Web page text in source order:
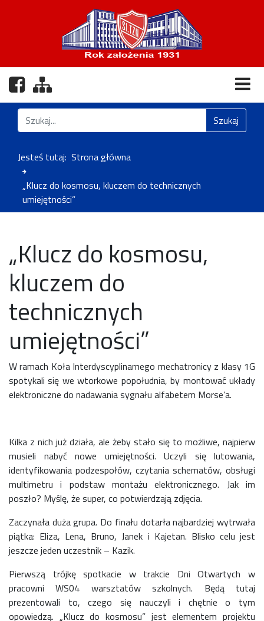
Nasz profil na Facebooku
Jesteś tutaj: Strona główna
„Klucz do kosmosu, kluczem do technicznych
umiejętności”
Znajdź na stronie Szukaj
„Klucz do kosmosu,
kluczem do
technicznych
umiejętności”
W ramach Koła Interdyscyplinarnego mechatronicy z klasy 1G
spotykali się we wtorkowe popołudnia, by montować układy
elektroniczne do nadawania sygnału alfabetem Morse’a.
Kilka z nich już działa, ale żeby stało się to możliwe, najpierw
musieli nabyć nowe umiejętności. Uczyli się lutowania,
identyfikowania podzespołów, czytania schematów, obsługi
multimetru i podstaw montażu elektronicznego. Jak im
poszło? Myślę, że super, co potwierdzają zdjęcia.
Zaczynała duża grupa. Do finału dotarła najbardziej wytrwała
piątka: Eliza, Lena, Bruno, Janek i Kajetan. Blisko celu jest
jeszcze jeden uczestnik – Kazik.
Pierwszą trójkę spotkacie w trakcie Dni Otwartych w
pracowni WS04 warsztatów szkolnych. Będą tutaj
prezentowali to, czego się nauczyli i chętnie o tym
opowiedzą. „Klucz do kosmosu” jest elementem projektu